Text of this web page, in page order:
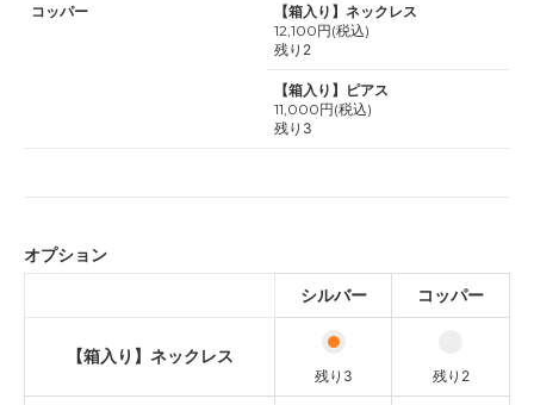
コッパー
【箱入り】ネックレス
12,100円(税込)
残り2
【箱入り】ピアス
11,000円(税込)
残り3
オプション
シルバー
コッパー
【箱入り】ネックレス
残り3 残り2